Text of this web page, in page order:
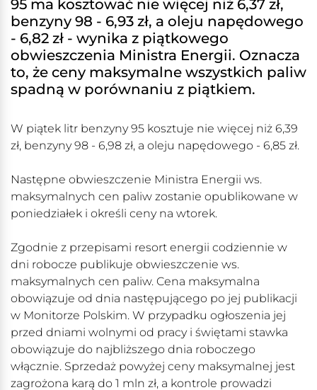
95 ma kosztować nie więcej niż 6,37 zł,
benzyny 98 - 6,93 zł, a oleju napędowego
- 6,82 zł - wynika z piątkowego
obwieszczenia Ministra Energii. Oznacza
to, że ceny maksymalne wszystkich paliw
spadną w porównaniu z piątkiem.
W piątek litr benzyny 95 kosztuje nie więcej niż 6,39
zł, benzyny 98 - 6,98 zł, a oleju napędowego - 6,85 zł.
Następne obwieszczenie Ministra Energii ws.
maksymalnych cen paliw zostanie opublikowane w
poniedziałek i określi ceny na wtorek.
Zgodnie z przepisami resort energii codziennie w
dni robocze publikuje obwieszczenie ws.
maksymalnych cen paliw. Cena maksymalna
obowiązuje od dnia następującego po jej publikacji
w Monitorze Polskim. W przypadku ogłoszenia jej
przed dniami wolnymi od pracy i świętami stawka
obowiązuje do najbliższego dnia roboczego
włącznie. Sprzedaż powyżej ceny maksymalnej jest
zagrożona karą do 1 mln zł, a kontrole prowadzi